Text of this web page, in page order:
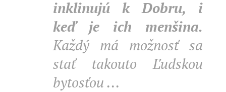
inklinujú k Dobru, i
keď je ich menšina.
Každý má možnosť sa
stať takouto Ľudskou
bytosťou ...